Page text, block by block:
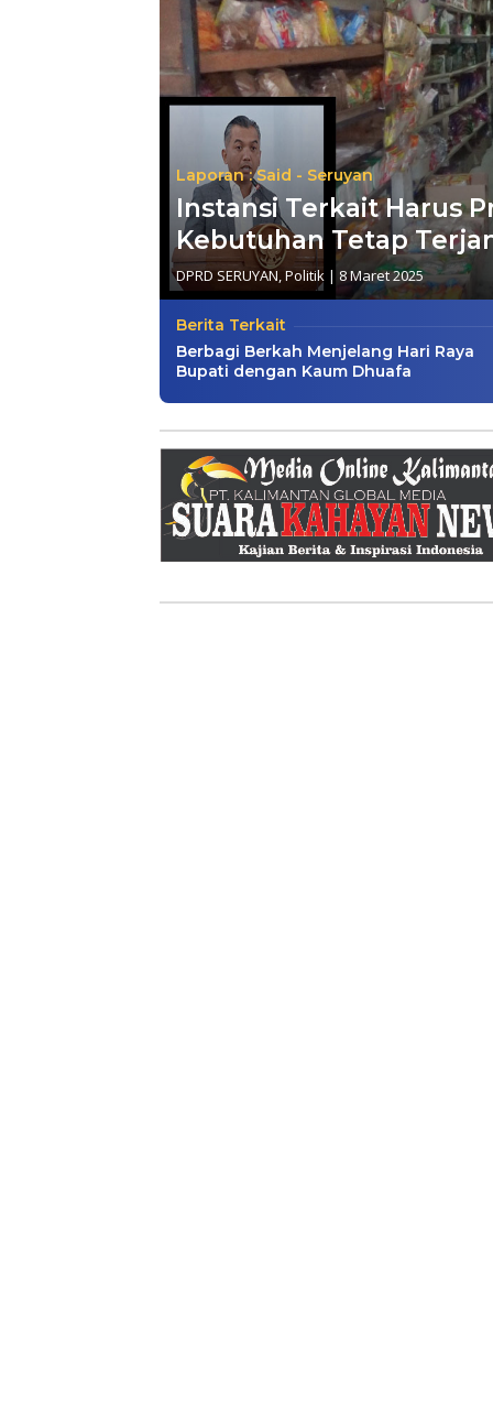
Laporan : Said - Seruyan
Instansi Terkait Harus
Kebutuhan Tetap
DPRD SERUYAN,Politik | 8 Maret 2025
Berita Terkait
Berbagi Berkah Menjelang Hari Raya
Bupati dengan Kaum Dhuafa